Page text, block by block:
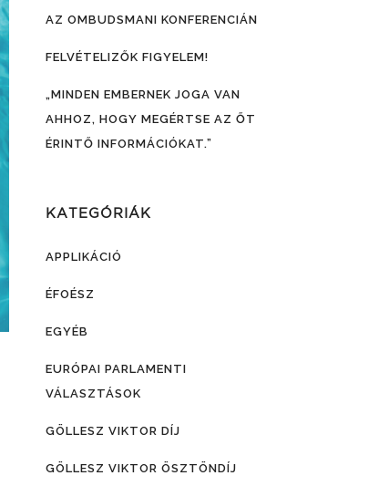
AZ OMBUDSMANI KONFERENCIÁN
FELVÉTELIZŐK FIGYELEM!
„MINDEN EMBERNEK JOGA VAN
AHHOZ, HOGY MEGÉRTSE AZ ŐT
ÉRINTŐ INFORMÁCIÓKAT.”
KATEGÓRIÁK
APPLIKÁCIÓ
ÉFOÉSZ
EGYÉB
EURÓPAI PARLAMENTI
VÁLASZTÁSOK
GÖLLESZ VIKTOR DÍJ
GÖLLESZ VIKTOR ÖSZTÖNDÍJ